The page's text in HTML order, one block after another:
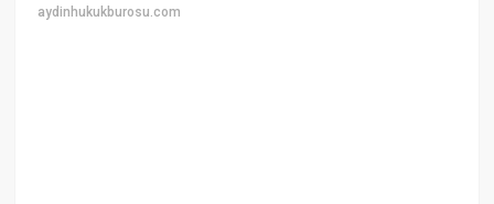
aydinhukukburosu.com